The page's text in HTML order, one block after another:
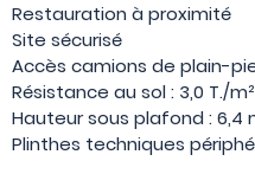
Restauration à proximité
Site sécurisé
Accès camions de plain-
Résistance au sol : 3,0 T./m²
Hauteur sous plafond : 6,4
Plinthes techniques